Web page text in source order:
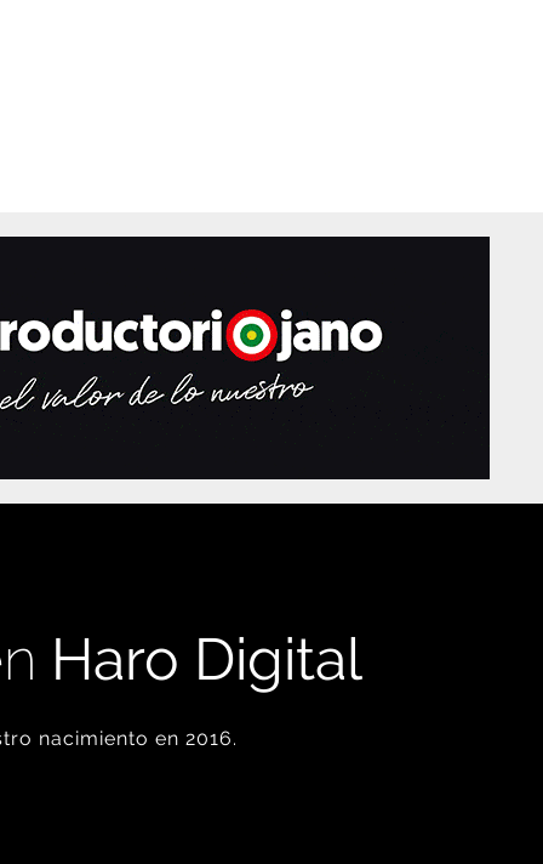
Haro Digital
nacimiento en 2016.